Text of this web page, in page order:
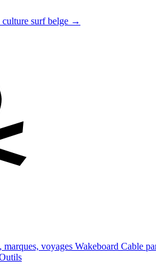
surf belge →
marques, voyages Wakeboard Cable